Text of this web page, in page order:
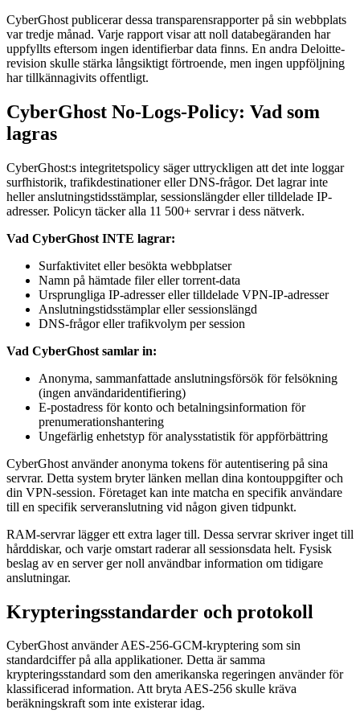
CyberGhost publicerar dessa transparensrapporter på sin webbplats
var tredje månad. Varje rapport visar att noll databegäranden har
uppfyllts eftersom ingen identifierbar data finns. En andra Deloitte-
revision skulle stärka långsiktigt förtroende, men ingen uppföljning
har tillkännagivits offentligt.
CyberGhost No-Logs-Policy: Vad som
lagras
CyberGhost:s integritetspolicy säger uttryckligen att det inte loggar
surfhistorik, trafikdestinationer eller DNS-frågor. Det lagrar inte
heller anslutningstidsstämplar, sessionslängder eller tilldelade IP-
adresser. Policyn täcker alla 11 500+ servrar i dess nätverk.
Vad CyberGhost INTE lagrar:
Surfaktivitet eller besökta webbplatser
Namn på hämtade filer eller torrent-data
Ursprungliga IP-adresser eller tilldelade VPN-IP-adresser
Anslutningstidsstämplar eller sessionslängd
DNS-frågor eller trafikvolym per session
Vad CyberGhost samlar in:
Anonyma, sammanfattade anslutningsförsök för felsökning
(ingen användaridentifiering)
E-postadress för konto och betalningsinformation för
prenumerationshantering
Ungefärlig enhetstyp för analysstatistik för appförbättring
CyberGhost använder anonyma tokens för autentisering på sina
servrar. Detta system bryter länken mellan dina kontouppgifter och
din VPN-session. Företaget kan inte matcha en specifik användare
till en specifik serveranslutning vid någon given tidpunkt.
RAM-servrar lägger ett extra lager till. Dessa servrar skriver inget till
hårddiskar, och varje omstart raderar all sessionsdata helt. Fysisk
beslag av en server ger noll användbar information om tidigare
anslutningar.
Krypteringsstandarder och protokoll
CyberGhost använder AES-256-GCM-kryptering som sin
standardciffer på alla applikationer. Detta är samma
krypteringsstandard som den amerikanska regeringen använder för
klassificerad information. Att bryta AES-256 skulle kräva
beräkningskraft som inte existerar idag.